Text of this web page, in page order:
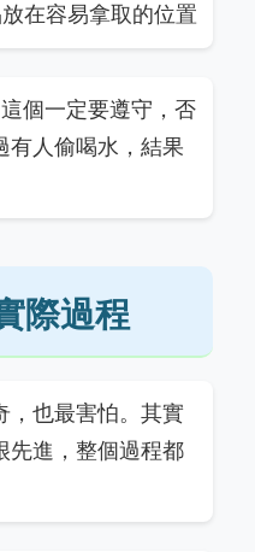
在容易拿取的位置
個一定要遵守，否
有人偷喝水，結果
際過程
，也最害怕。其實
先進，整個過程都